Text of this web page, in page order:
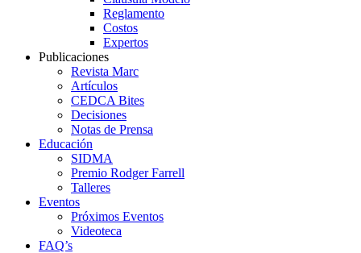
Reglamento
Costos
Expertos
Publicaciones
Revista Marc
Artículos
CEDCA Bites
Decisiones
Notas de Prensa
Educación
SIDMA
Premio Rodger Farrell
Talleres
Eventos
Próximos Eventos
Videoteca
FAQ’s